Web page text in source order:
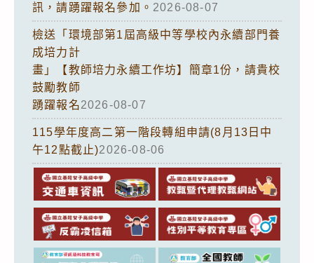
訊，請踴躍報名參加。 2026-08-07
檢送「環境部第1屆高級中等學校內永續部門養
成培力計
畫」【教師培力永續工作坊】簡章1份，請貴校
鼓勵教師
踴躍報名2026-08-07
115學年度高二第一階段轉組申請(8月13日中
午12點截止)2026-08-06